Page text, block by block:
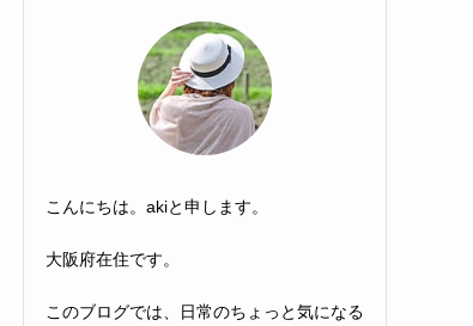
こんにちは。akiと申します。
大阪府在住です。
このブログでは、日常のちょっと気になる